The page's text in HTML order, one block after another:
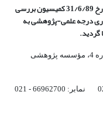
بررسی
درجه علمی‌-پژوهشیبه
گردید.
آدرس : تهــران، خ نوفل لوشاتو، خ آراکلیان، شماره 4،‌ مؤسسه پژوهشی